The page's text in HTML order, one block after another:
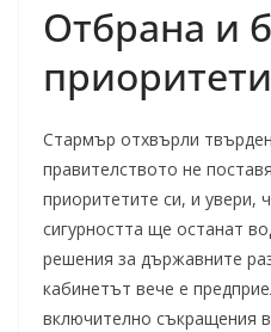
Отбрана и
приоритети
Стармър отхвърли
правителството не
приоритетите си, и увери,
сигурността ще останат
решения за държавните
кабинетът вече е
включително съкращения